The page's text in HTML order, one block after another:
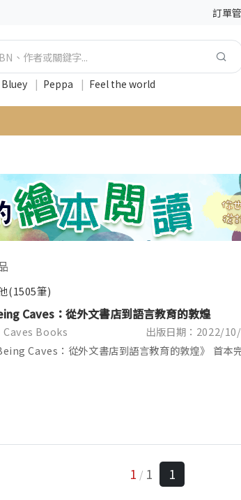
訂單
Bluey | Peppa | Feel the world
(1505筆)
Caves：從外文書店到語言教育的敦煌
Caves Books
出版日期：2022/
Caves：從外文書店到語言教育的敦煌》 首本
1 / 1 1